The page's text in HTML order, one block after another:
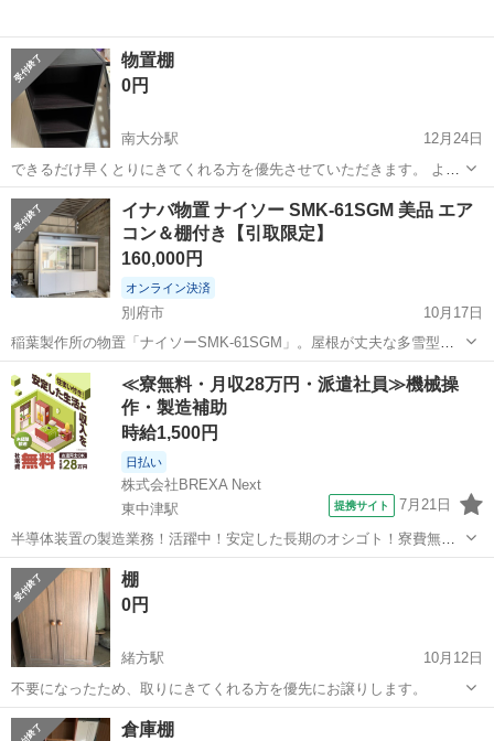
物置棚
0円
南大分駅
12月24日
できるだけ早くとりにきてくれる方を優先させていただきます。 よろ
しくおねがいします。
大分 大分市 南大分駅 収納家具
イナバ物置 ナイソー SMK-61SGM 美品 エア
コン＆棚付き【引取限定】
160,000円
オンライン決済
別府市
10月17日
稲葉製作所の物置「ナイソーSMK-61SGM」。屋根が丈夫な多雪型
や、背が高めのハイタイプではなく、一般型です。 そのまま丸ごと
か、一部分解してご自身にて引き取れる方、またはご自身にて配送手
配が可能な方に限定でお願いします...
大分 別府市 収納家具 ナイソー
≪寮無料・月収28万円・派遣社員≫機械操
作・製造補助
時給1,500円
日払い
株式会社BREXA Next
東中津駅
提携サイト 7月21日
半導体装置の製造業務！活躍中！安定した長期のオシゴト！寮費無料
★赴任旅費会社負担◎20代～40代の男性活躍中★未経験活躍中！高時
給1,500円！《大分県中津市》 人気の工場のお仕事 ◇半導体装置内部
のシート製造◇ ＊クリー...
大分 中津市
棚
0円
緒方駅
10月12日
不要になったため、取りにきてくれる方を優先にお譲りします。
大分 豊後大野市
倉庫棚